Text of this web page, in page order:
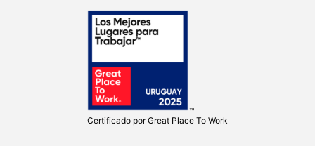
Certificado porGreat Place To Work